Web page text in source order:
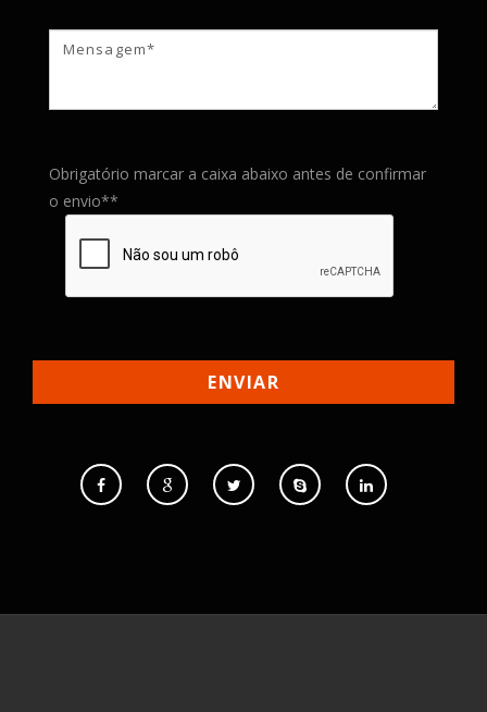
Obrigatório marcar a caixa abaixo antes de confirmar
o envio**